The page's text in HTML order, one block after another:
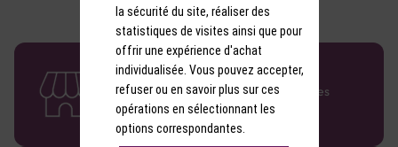
58 caves en France
Retrouvez le réseau Comptoir des Vignes
partout en France !
la sécurité du site, réaliser des
statistiques de visites ainsi que pour
offrir une expérience d'achat
individualisée. Vous pouvez accepter,
refuser ou en savoir plus sur ces
opérations en sélectionnant les
options correspondantes.